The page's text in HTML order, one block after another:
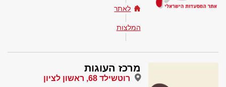
לאתר
המלצות
מרכז העוגות
רוטשילד 68, ראשון לציון